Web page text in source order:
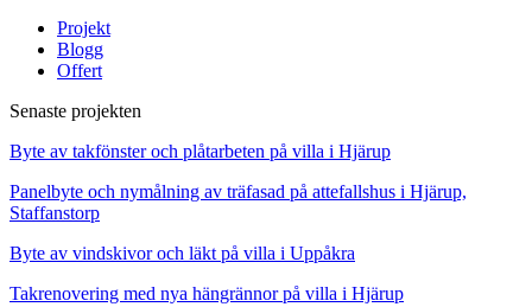
Projekt
Blogg
Offert
Senaste projekten
Byte av takfönster och plåtarbeten på villa i Hjärup
Panelbyte och nymålning av träfasad på attefallshus i Hjärup,
Staffanstorp
Byte av vindskivor och läkt på villa i Uppåkra
Takrenovering med nya hängrännor på villa i Hjärup